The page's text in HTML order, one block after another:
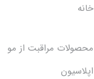
خانه
محصولات مراقبت از مو
اپلاسیون